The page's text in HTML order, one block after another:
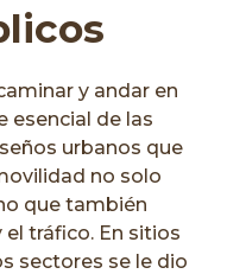
y andar en
esencial de las
urbanos que
no solo
que también
tráfico. En sitios
sectores se le dio